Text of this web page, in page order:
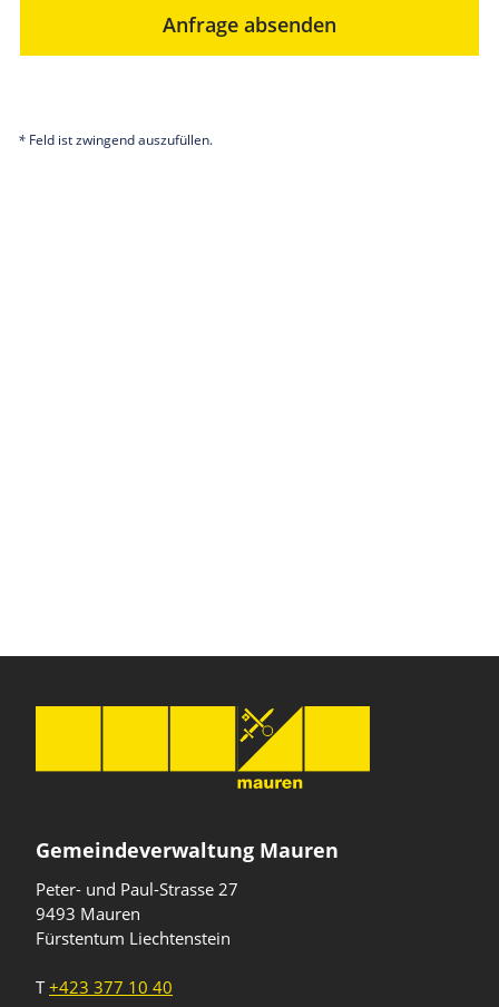
Anfrage absenden
* Feld ist zwingend auszufüllen.
Gemeindeverwaltung Mauren
Peter- und Paul-Strasse 27
9493 Mauren
Fürstentum Liechtenstein
T+423 377 10 40